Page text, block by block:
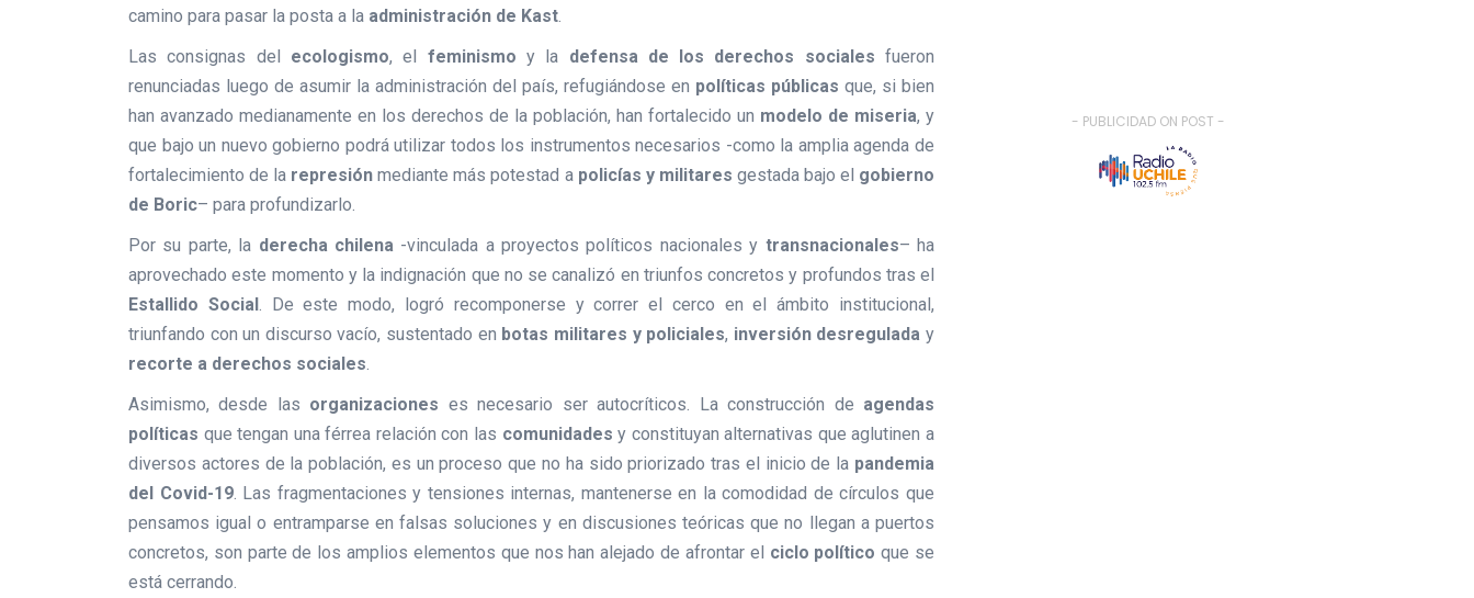
camino para pasar la posta a la administración de Kast.
Las consignas del ecologismo, el feminismo y la defensa de los derechos sociales fueron
renunciadas luego de asumir la administración del país, refugiándose en políticas públicas que, si bien
han avanzado medianamente en los derechos de la población, han fortalecido un modelo de miseria, y
que bajo un nuevo gobierno podrá utilizar todos los instrumentos necesarios -como la amplia agenda de
fortalecimiento de la represión mediante más potestad a policías y militares gestada bajo el gobierno
de Boric– para profundizarlo.
Por su parte, la derecha chilena-vinculada a proyectos políticos nacionales y transnacionales– ha
aprovechado este momento y la indignación que no se canalizó en triunfos concretos y profundos tras el
Estallido Social . De este modo, logró recomponerse y correr el cerco en el ámbito institucional,
triunfando con un discurso vacío, sustentado en botas militares y policiales, inversión desregulada y
recorte a derechos sociales.
Asimismo, desde las organizaciones es necesario ser autocríticos. La construcción de agendas
políticas que tengan una férrea relación con las comunidades y constituyan alternativas que aglutinen a
diversos actores de la población, es un proceso que no ha sido priorizado tras el inicio de la pandemia
del Covid-19. Las fragmentaciones y tensiones internas, mantenerse en la comodidad de círculos que
pensamos igual o entramparse en falsas soluciones y en discusiones teóricas que no llegan a puertos
concretos, son parte de los amplios elementos que nos han alejado de afrontar el ciclo político que se
está cerrando.
- PUBLICIDAD ON POST -